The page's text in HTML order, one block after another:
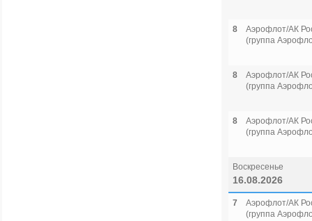
8
Аэрофлот/АК
(группа
8
Аэрофлот/АК
(группа
8
Аэрофлот/АК
(группа
Воскресенье
16.08.2026
7
Аэрофлот/АК
(группа